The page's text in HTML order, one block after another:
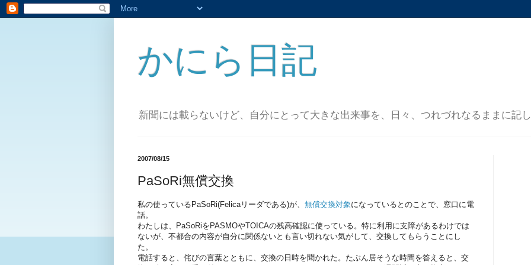
かにら日記
新聞には載らないけど、自分にとって大きな出来事を、日々、つれづれなるままに記
2007/08/15
PaSoRi無償交換
私の使っているPaSoRi(Felicaリーダである)が、 無償交換対象になっているとのことで、窓口に電
話。
わたしは、PaSoRiをPASMOやTOICAの残高確認に使っている。特に利用に支障があるわけでは
ないが、不都合の内容が自分に関係ないとも言い切れない気がして、交換してもらうことにし
た。
電話すると、侘びの言葉とともに、交換の日時を聞かれた。たぶん居そうな時間を答えると、交